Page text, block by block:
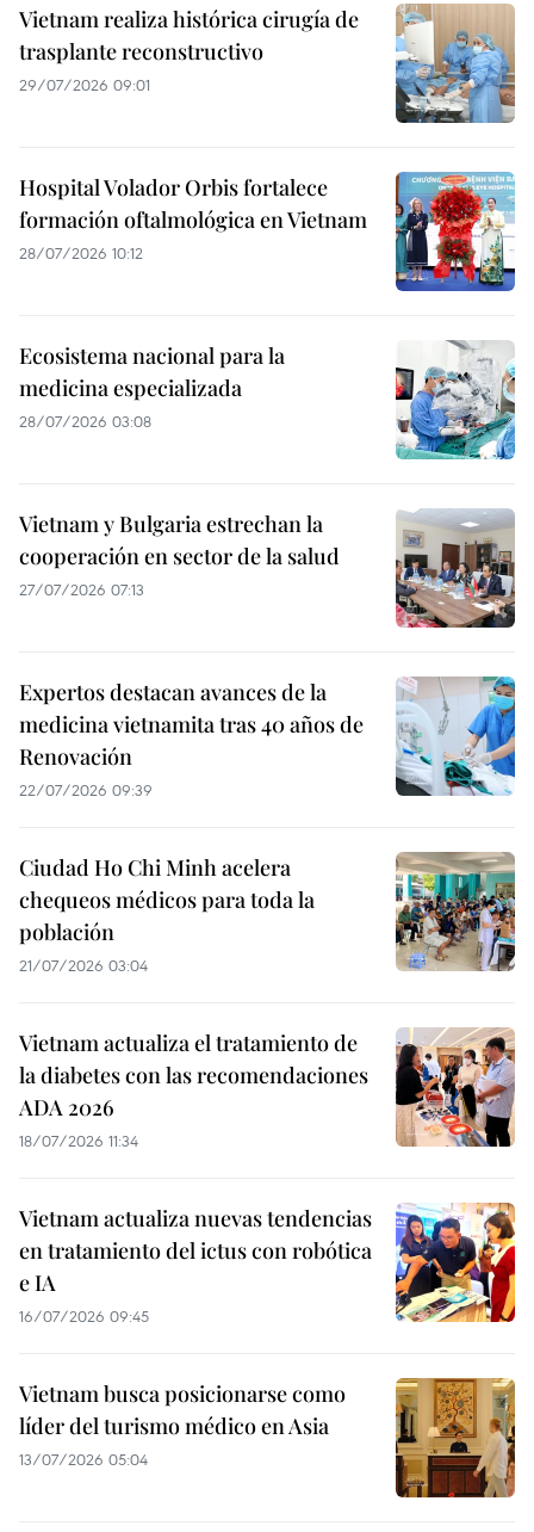
Vietnam realiza histórica cirugía de
trasplante reconstructivo
29/07/2026 09:01
Hospital Volador Orbis fortalece
formación oftalmológica en Vietnam
28/07/2026 10:12
Ecosistema nacional para la
medicina especializada
28/07/2026 03:08
Vietnam y Bulgaria estrechan la
cooperación en sector de la salud
27/07/2026 07:13
Expertos destacan avances de la
medicina vietnamita tras 40 años de
Renovación
22/07/2026 09:39
Ciudad Ho Chi Minh acelera
chequeos médicos para toda la
población
21/07/2026 03:04
Vietnam actualiza el tratamiento de
la diabetes con las recomendaciones
ADA 2026
18/07/2026 11:34
Vietnam actualiza nuevas tendencias
en tratamiento del ictus con robótica
e IA
16/07/2026 09:45
Vietnam busca posicionarse como
líder del turismo médico en Asia
13/07/2026 05:04